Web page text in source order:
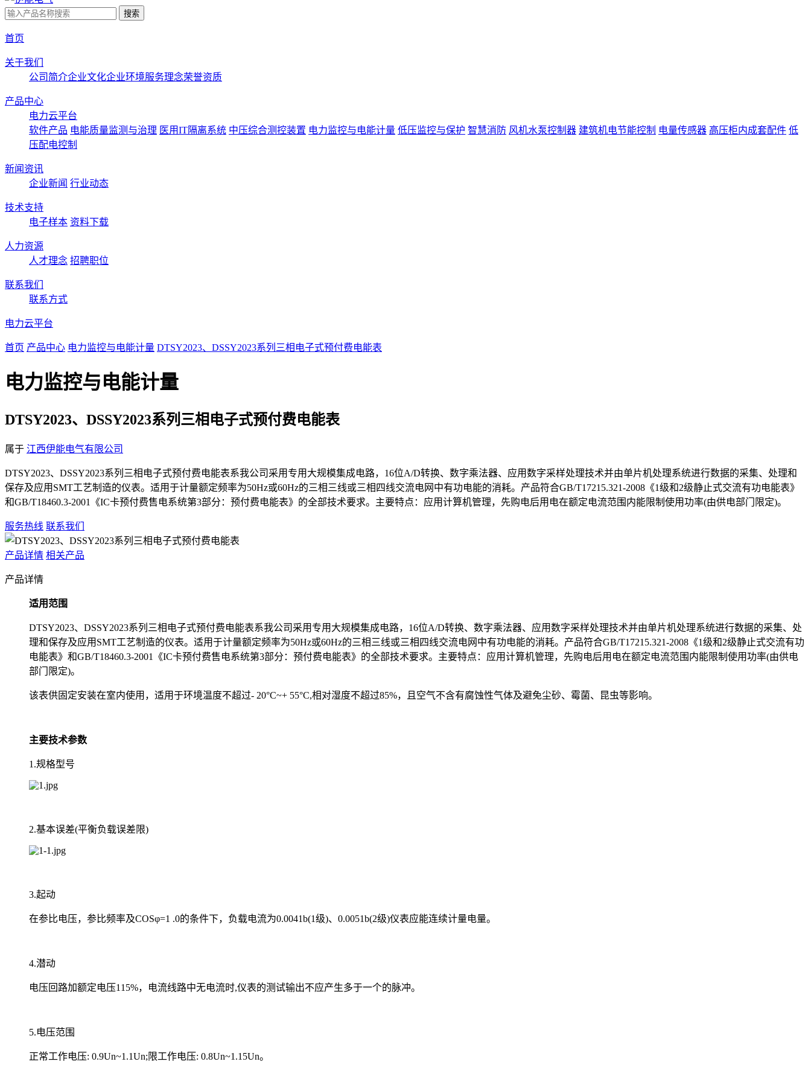
首页
关于我们
公司简介企业文化企业环境服务理念荣誉资质
产品中心
电力云平台
软件产品 电能质量监测与治理 医用IT隔离系统 中压综合测控装置 电力监控与电能计量 低压监控与保护 智慧消防 风机水泵控制器 建筑机电节能控制 电量传感器 高压柜内成套配件 低
压配电控制
新闻资讯
企业新闻 行业动态
技术支持
电子样本 资料下载
人力资源
人才理念 招聘职位
联系我们
联系方式
电力云平台
首页 产品中心 电力监控与电能计量 DTSY2023、DSSY2023系列三相电子式预付费电能表
电力监控与电能计量
DTSY2023、DSSY2023系列三相电子式预付费电能表
属于 江西伊能电气有限公司
DTSY2023、DSSY2023系列三相电子式预付费电能表系我公司采用专用大规模集成电路，16位A/D转换、数字乘法器、应用数字采样处理技术并由单片机处理系统进行数据的采集、处理和
保存及应用SMT工艺制造的仪表。适用于计量额定频率为50Hz或60Hz的三相三线或三相四线交流电网中有功电能的消耗。产品符合GB/T17215.321-2008《1级和2级静止式交流有功电能表》
和GB/T18460.3-2001《IC卡预付费售电系统第3部分：预付费电能表》的全部技术要求。主要特点：应用计算机管理，先购电后用电在额定电流范围内能限制使用功率(由供电部门限定)。
服务热线 联系我们
产品详情 相关产品
产品详情
适用范围
DTSY2023、DSSY2023系列三相电子式预付费电能表系我公司采用专用大规模集成电路，16位A/D转换、数字乘法器、应用数字采样处理技术并由单片机处理系统进行数据的采集、处
理和保存及应用SMT工艺制造的仪表。适用于计量额定频率为50Hz或60Hz的三相三线或三相四线交流电网中有功电能的消耗。产品符合GB/T17215.321-2008《1级和2级静止式交流有功
电能表》和GB/T18460.3-2001《IC卡预付费售电系统第3部分：预付费电能表》的全部技术要求。主要特点：应用计算机管理，先购电后用电在额定电流范围内能限制使用功率(由供电
部门限定)。
该表供固定安装在室内使用，适用于环境温度不超过- 20°C~+ 55°C,相对湿度不超过85%，且空气不含有腐蚀性气体及避免尘砂、霉菌、昆虫等影响。
主要技术参数
1.规格型号
2.基本误差(平衡负载误差限)
3.起动
在参比电压，参比频率及COSφ=1 .0的条件下，负载电流为0.0041b(1级)、0.0051b(2级)仪表应能连续计量电量。
4.潜动
电压回路加额定电压115%，电流线路中无电流时,仪表的测试输出不应产生多于一个的脉冲。
5.电压范围
正常工作电压: 0.9Un~1.1Un;限工作电压: 0.8Un~1.15Un。